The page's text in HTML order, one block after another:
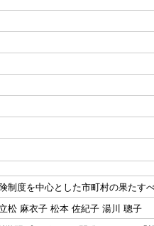
制度を中心とした市町村の果たす
松 麻衣子 松本 佐紀子 湯川 聰子